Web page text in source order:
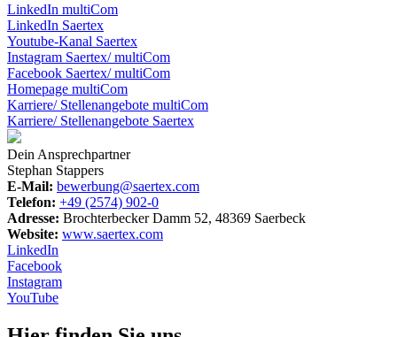
LinkedIn multiCom
LinkedIn Saertex
Youtube-Kanal Saertex
Instagram Saertex/ multiCom
Facebook Saertex/ multiCom
Homepage multiCom
Karriere/ Stellenangebote multiCom
Karriere/ Stellenangebote Saertex
Dein Ansprechpartner
Stephan Stappers
E-Mail: bewerbung@saertex.com
Telefon: +49 (2574) 902-0
Adresse: Brochterbecker Damm 52, 48369 Saerbeck
Website: www.saertex.com
LinkedIn
Facebook
Instagram
YouTube